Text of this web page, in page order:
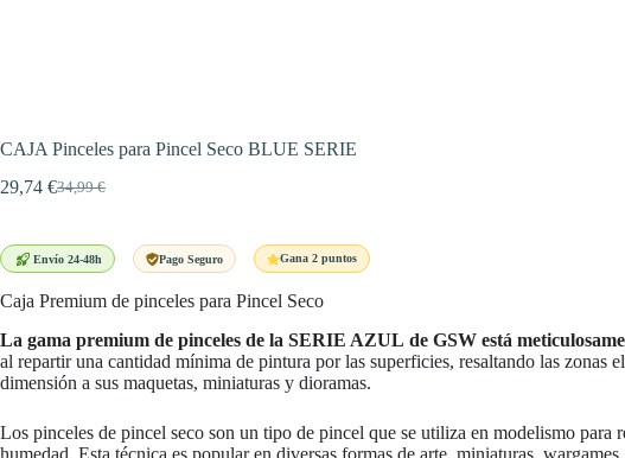
CAJA Pinceles para Pincel Seco BLUE SERIE
34,99€
El
era:
29,74 €El
es:
Envío 24-48h Pago Seguro Gana 2 puntos
Caja Premium de pinceles para Pincel Seco
La gama premium de pinceles de la SERIE AZUL de GSW está
al repartir una cantidad mínima de pintura por las superficies, resaltando las
dimensión a sus maquetas, miniaturas y dioramas.
Los pinceles de pincel seco son un tipo de pincel que se utiliza en modelismo